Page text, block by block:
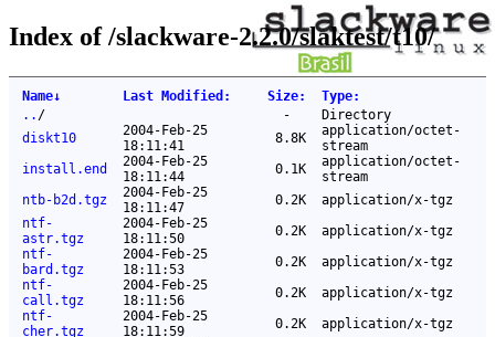
Index of /slackware-2.2.0/slaktest/t10/
Name↓ Last Modified : Size: Type:
.. / -
Directory
diskt10
2004-Feb-25
18:11:41
8.8K
application/octet-
stream
install.end
2004-Feb-25
18:11:44
0.1K
application/octet-
stream
ntb-b2d.tgz
2004-Feb-25
18:11:47
0.2K
application/x-tgz
ntf-
astr.tgz
2004-Feb-25
18:11:50
0.2K
application/x-tgz
ntf-
bard.tgz
2004-Feb-25
18:11:53
0.2K
application/x-tgz
ntf-
call.tgz
2004-Feb-25
18:11:56
0.2K
application/x-tgz
ntf-
cher.tgz
2004-Feb-25
18:11:59
0.2K
application/x-tgz